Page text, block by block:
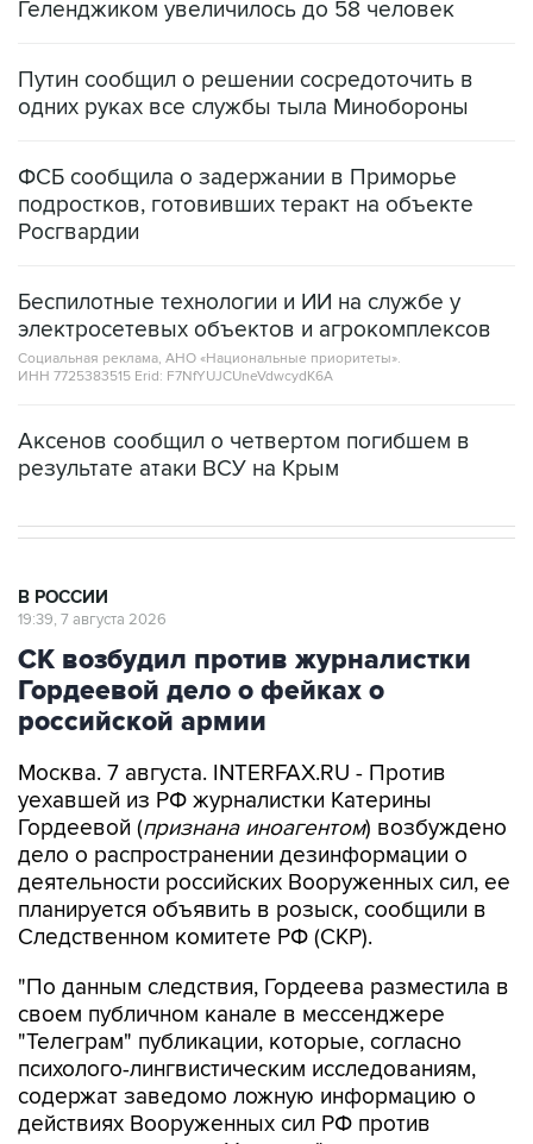
Путин сообщил о решении сосредоточить в
ФСБ сообщила о задержании в Приморье
Росгвардии
Беспилотные технологии и ИИ на службе у
Социальная реклама, АНО «Национальные приоритеты».
ИНН 7725383515 Erid: F7NfYUJCUneVdwcydK6A
Аксенов сообщил о четвертом погибшем в
СК возбудил против журналистки
Гордеевой дело о фейках о
российской армии
Москва. 7 августа. INTERFAX.RU - Против
Гордеевой (признана иноагентом ) возбуждено
дело о распространении дезинформации о
деятельности российских Вооруженных сил, ее
планируется объявить в розыск, сообщили в
Следственном комитете РФ (СКР).
"По данным следствия, Гордеева разместила в
"Телеграм" публикации, которые, согласно
психолого-лингвистическим исследованиям,
содержат заведомо ложную информацию о
действиях Вооруженных сил РФ против
мирного населения Украины", - говорится в
сообщении СКР в канале в MAX в пятницу.